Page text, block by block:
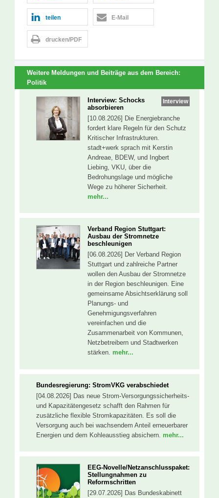
teilen E-Mail
drucken/PDF
Weitere Meldungen und Beiträge aus dem Bereich:
Politik
Interview
Interview: Schocks
absorbieren
[10.08.2026] Die Energiebranche
fordert klare Regeln für den Schutz
Kritischer Infrastrukturen.
stadt+werk sprach mit Kerstin
Andreae, BDEW, und Ingbert
Liebing, VKU, über die
Bedrohungslage und mögliche
Wege zu höherer Sicherheit.
mehr...
Verband Region Stuttgart:
Ausbau der Stromnetze
beschleunigen
[06.08.2026] Der Verband Region
Stuttgart und zahlreiche Partner
wollen den Ausbau der Stromnetze
in der Region beschleunigen. Eine
gemeinsame Absichtserklärung soll
Planungs- und
Genehmigungsverfahren
vereinfachen und die
Zusammenarbeit von Kommunen,
Netzbetreibern und Stadtwerken
stärken. mehr...
Bundesregierung: StromVKG verabschiedet
[04.08.2026] Das neue Strom-Versorgungssicherheits-
und Kapazitätengesetz schafft den Rahmen für
zusätzliche flexible Stromkapazitäten. Es soll die
Versorgung auch bei wachsendem Anteil erneuerbarer
Energien und dem Kohleausstieg absichern. mehr...
EEG-Novelle/Netzanschlusspaket:
Stellungnahmen zu
Reformschritten
[29.07.2026] Das Bundeskabinett